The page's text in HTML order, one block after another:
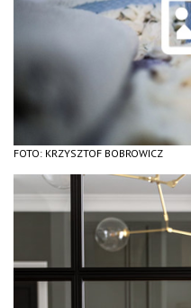
FOTO: KRZYSZTOF BOBROWICZ